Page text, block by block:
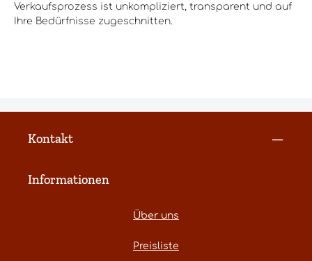
Verkaufsprozess ist unkompliziert, transparent und auf
Ihre Bedürfnisse zugeschnitten.
Kontakt
Informationen
Über uns
Preisliste